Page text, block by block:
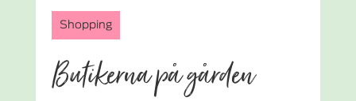
Shopping
Butikerna på gården